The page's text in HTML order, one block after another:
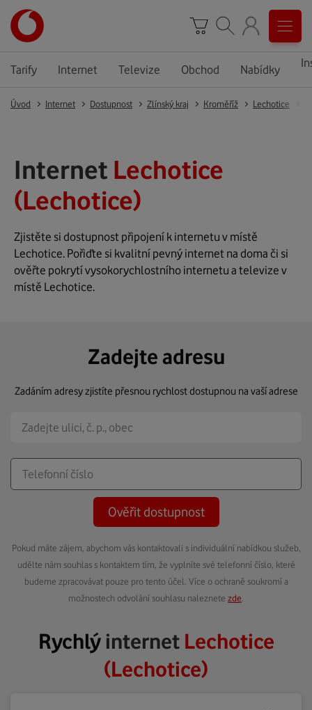
Tarify Internet Televize Obchod Nabídky
Úvod Internet Dostupnost Zlínský kraj Kroměříž Lechotice
Internet Lechotice
(Lechotice)
Zjistěte si dostupnost připojení k internetu v místě
Lechotice. Pořiďte si kvalitní pevný internet na doma či si
ověřte pokrytí vysokorychlostního internetu a televize v
místě Lechotice.
Zadejte adresu
Zadáním adresy zjistíte přesnou rychlost dostupnou na vaší adrese
Ověřit dostupnost
Pokud máte zájem, abychom vás kontaktovali s individuální nabídkou služeb,
udělte nám souhlas s kontaktem tím, že vyplníte své telefonní číslo, které
budeme zpracovávat pouze pro tento účel. Více o ochraně soukromí a
možnostech odvolání souhlasu naleznete zde
Rychlýinternet Lechotice
(Lechotice)